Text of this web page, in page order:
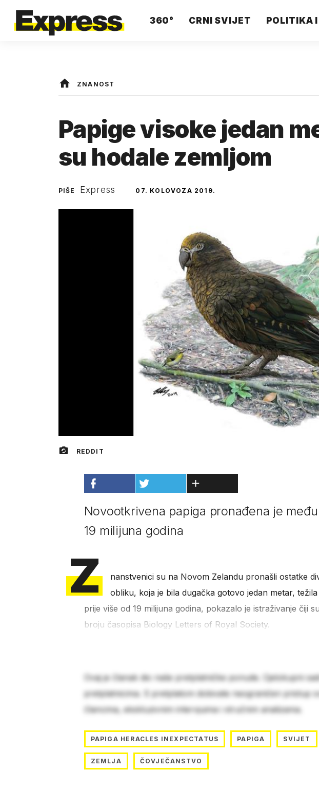
360° CRNI SVIJET POLITIKA
ZNANOST
Papige visoke jedan
su hodale zemljom
PIŠE Express 07. KOLOVOZA 2019.
REDDIT
Novootkrivena papiga pronađena je
19 milijuna godina
Z
nanstvenici su na Novom Zelandu pronašli ostatke
obliku, koja je bila dugačka gotovo jedan metar,
prije više od 19 milijuna godina, pokazalo je istraživanje čiji
broju časopisa Biology Letters of Royal Society.
Ovaj je članak dio naše pretplatničke ponude. Cjelokupni
pretplatnicima. S pretplatom dobivate neograničen pristup
člancima, ekskluzivnim intervjuima i stručnim analizama.
PAPIGA HERACLES INEXPECTATUS PAPIGA SVIJET
ZEMLJA ČOVJEČANSTVO